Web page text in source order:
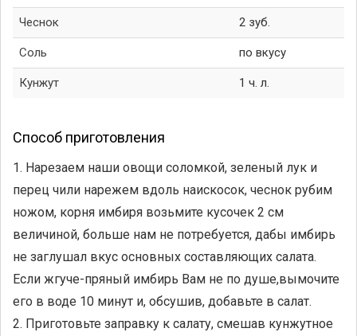
Чеснок 2 зуб.
Соль по вкусу
Кунжут 1 ч. л.
Способ приготовления
1. Нарезаем наши овощи соломкой, зеленый лук и
перец чили нарежем вдоль наискосок, чеснок рубим
ножом, корня имбиря возьмите кусочек 2 см
величиной, больше нам не потребуется, дабы имбирь
не заглушал вкус основных составляющих салата.
Если жгуче-пряный имбирь Вам не по душе,вымочите
его в воде 10 минут и, обсушив, добавьте в салат.
2. Приготовьте заправку к салату, смешав кунжутное